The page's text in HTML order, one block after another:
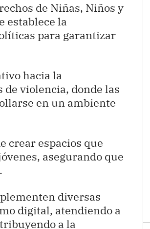
de Niñas, Niños y
establece la
para garantizar
hacia la
violencia, donde las
en un ambiente
crear espacios que
asegurando que
diversas
digital, atendiendo a
a la